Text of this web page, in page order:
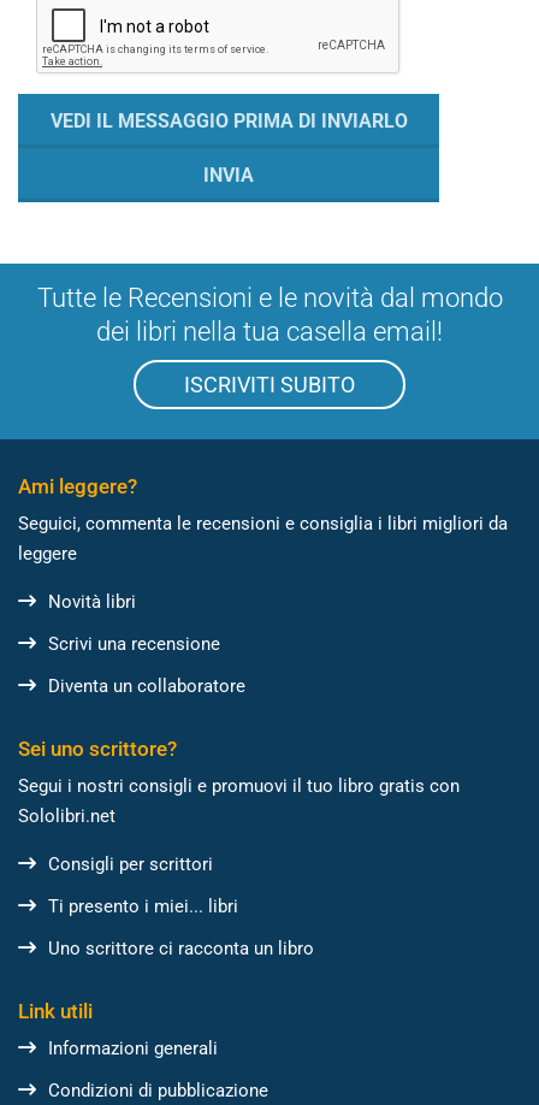
Tutte le Recensioni e le novità dal mondo
dei libri nella tua casella email!
ISCRIVITI SUBITO
Ami leggere?
Seguici, commenta le recensioni e consiglia i libri migliori da
leggere
Novità libri
Scrivi una recensione
Diventa un collaboratore
Sei uno scrittore?
Segui i nostri consigli e promuovi il tuo libro gratis con
Sololibri.net
Consigli per scrittori
Ti presento i miei... libri
Uno scrittore ci racconta un libro
Link utili
Informazioni generali
Condizioni di pubblicazione